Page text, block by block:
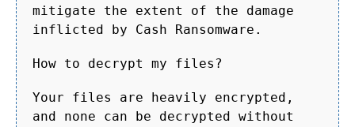
mitigate the extent of the damage
inflicted by Cash Ransomware.
How to decrypt my files?
Your files are heavily encrypted,
and none can be decrypted without